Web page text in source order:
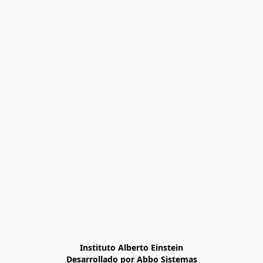
Instituto Alberto Einstein
Desarrollado por Abbo Sistemas